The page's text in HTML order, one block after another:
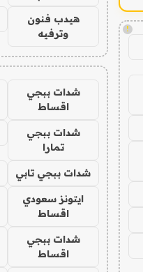
!
هيدب فنون
وترفيه
شدات ببجي
اقساط
شدات ببجي
تمارا
شدات ببجي تابي
ايتونز سعودي
اقساط
شدات ببجي
اقساط